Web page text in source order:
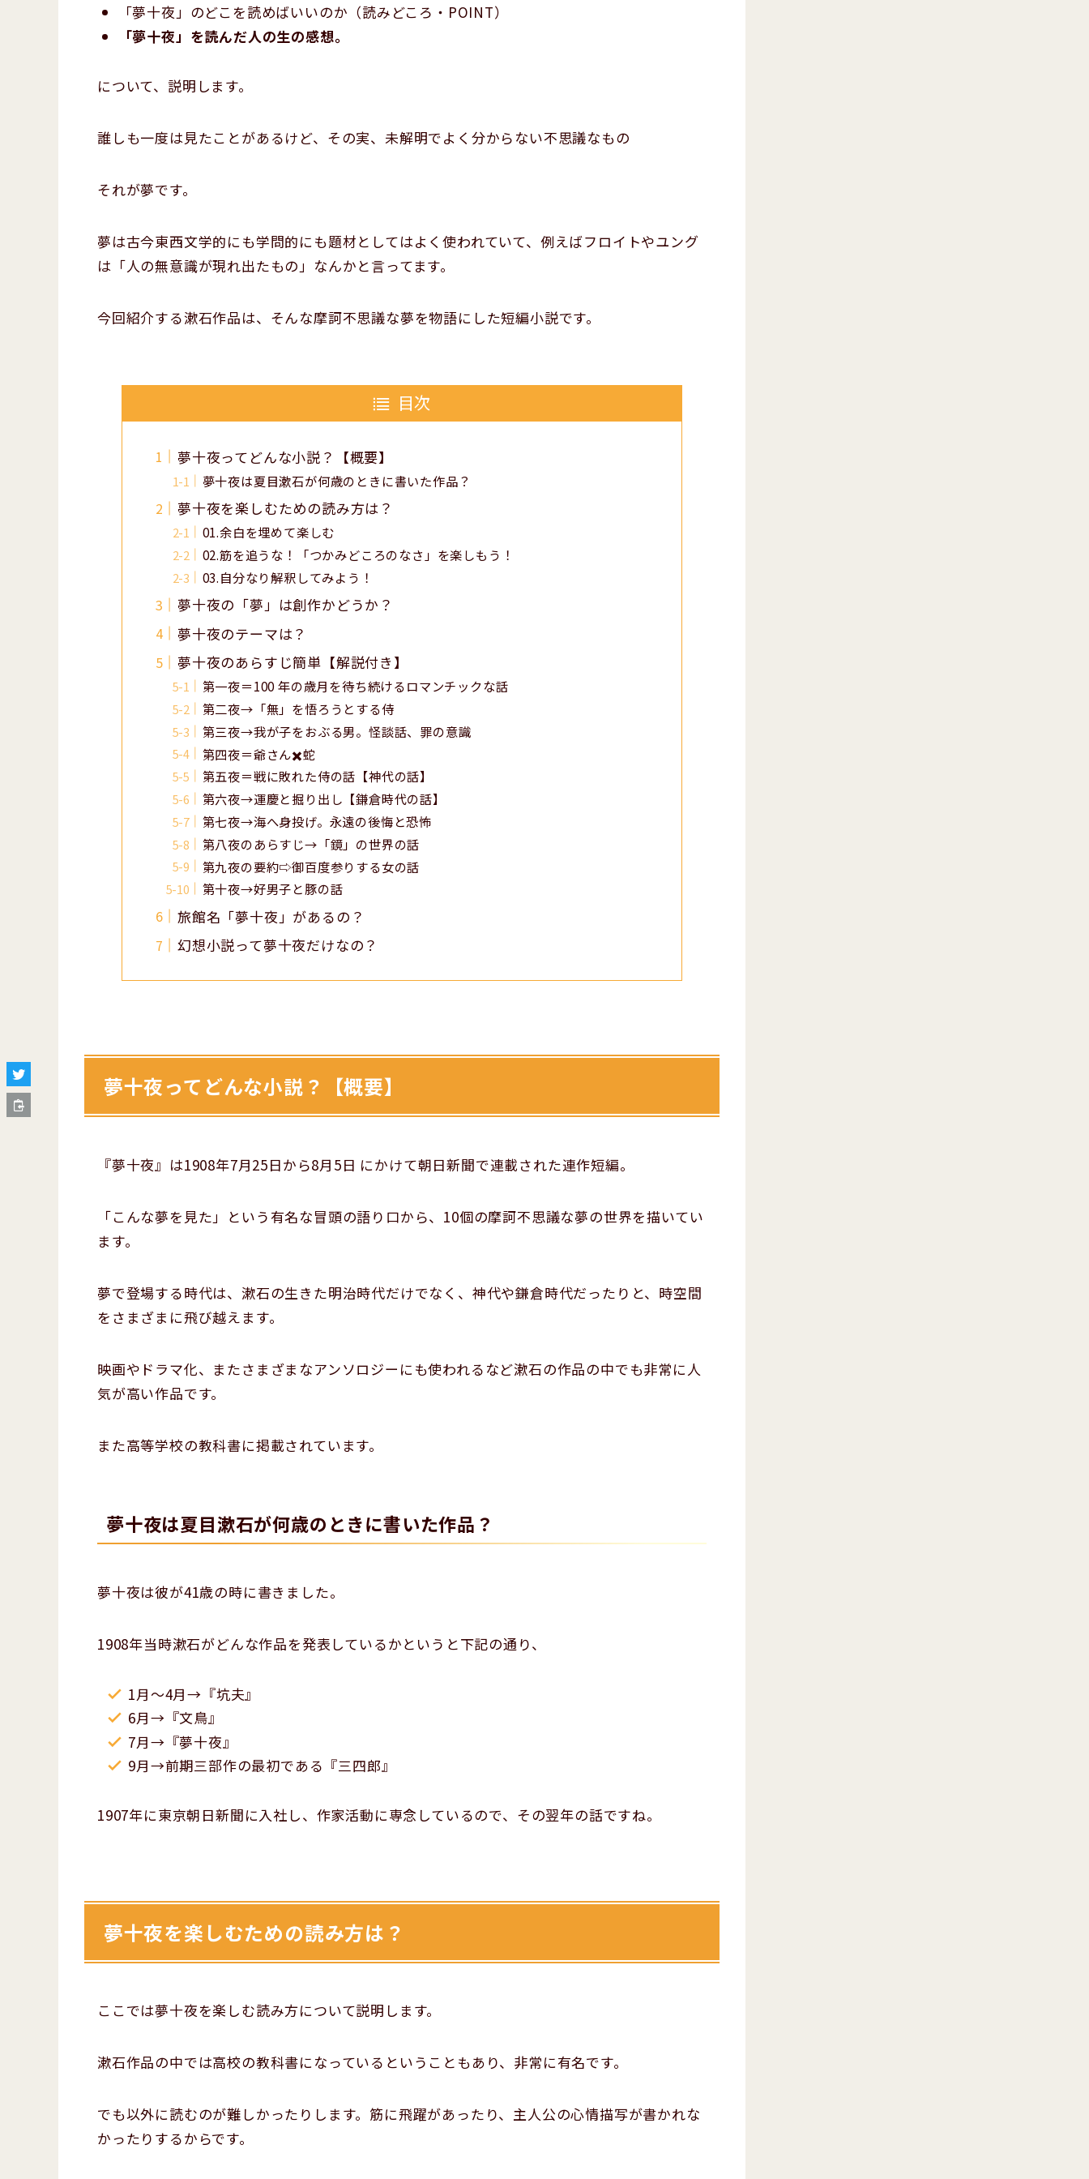
「夢十夜」のどこを読めばいいのか（読みどころ・POINT）
「夢十夜」を読んだ人の生の感想。
について、説明します。
誰しも一度は見たことがあるけど、その実、未解明でよく分からない不思議なもの
それが夢です。
夢は古今東西文学的にも学問的にも題材としてはよく使われていて、例えばフロイトやユング
は「人の無意識が現れ出たもの」なんかと言ってます。
今回紹介する漱石作品は、そんな摩訶不思議な夢を物語にした短編小説です。
目次
夢十夜ってどんな小説？【概要】
夢十夜は夏目漱石が何歳のときに書いた作品？
夢十夜を楽しむための読み方は？
01.余白を埋めて楽しむ
02.筋を追うな！「つかみどころのなさ」を楽しもう！
03.自分なり解釈してみよう！
夢十夜の「夢」は創作かどうか？
夢十夜のテーマは？
夢十夜のあらすじ簡単【解説付き】
第一夜＝100 年の歳月を待ち続けるロマンチックな話
第二夜→「無」を悟ろうとする侍
第三夜→我が子をおぶる男。怪談話、罪の意識
第四夜＝爺さん✖️蛇
第五夜＝戦に敗れた侍の話【神代の話】
第六夜→運慶と掘り出し【鎌倉時代の話】
第七夜→海へ身投げ。永遠の後悔と恐怖
第八夜のあらすじ→「鏡」の世界の話
第九夜の要約⇨御百度参りする女の話
第十夜→好男子と豚の話
旅館名「夢十夜」があるの？
幻想小説って夢十夜だけなの？
夢十夜ってどんな小説？【概要】
『夢十夜』は1908年7月25日から8月5日 にかけて朝日新聞で連載された連作短編。
「こんな夢を見た」という有名な冒頭の語り口から、10個の摩訶不思議な夢の世界を描いてい
ます。
夢で登場する時代は、漱石の生きた明治時代だけでなく、神代や鎌倉時代だったりと、時空間
をさまざまに飛び越えます。
映画やドラマ化、またさまざまなアンソロジーにも使われるなど漱石の作品の中でも非常に人
気が高い作品です。
また高等学校の教科書に掲載されています。
夢十夜は夏目漱石が何歳のときに書いた作品？
夢十夜は彼が41歳の時に書きました。
1908年当時漱石がどんな作品を発表しているかというと下記の通り、
1月〜4月→『坑夫』
6月→『文鳥』
7月→『夢十夜』
9月→前期三部作の最初である『三四郎』
1907年に東京朝日新聞に入社し、作家活動に専念しているので、その翌年の話ですね。
夢十夜を楽しむための読み方は？
ここでは夢十夜を楽しむ読み方について説明します。
漱石作品の中では高校の教科書になっているということもあり、非常に有名です。
でも以外に読むのが難しかったりします。筋に飛躍があったり、主人公の心情描写が書かれな
かったりするからです。